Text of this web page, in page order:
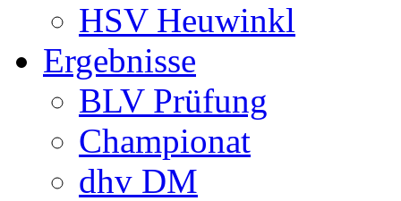
HSV Heuwinkl
Ergebnisse
BLV Prüfung
Championat
dhv DM